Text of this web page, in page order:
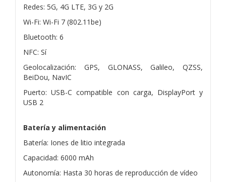
Redes: 5G, 4G LTE, 3G y 2G
Wi-Fi: Wi-Fi 7 (802.11be)
Bluetooth: 6
NFC: Sí
Geolocalización: GPS, GLONASS, Galileo, QZSS,
BeiDou, NavIC
Puerto: USB-C compatible con carga, DisplayPort y
USB 2
Batería y alimentación
Batería: Iones de litio integrada
Capacidad: 6000 mAh
Autonomía: Hasta 30 horas de reproducción de vídeo